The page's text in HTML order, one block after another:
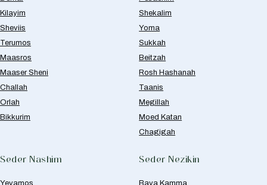
Kilayim
Sheviis
Terumos
Maasros
Maaser Sheni
Challah
Orlah
Bikkurim
Shekalim
Yoma
Sukkah
Beitzah
Rosh Hashanah
Taanis
Megillah
Moed Katan
Chagigah
Seder Nashim
Yevamos
Seder Nezikin
Bava Kamma